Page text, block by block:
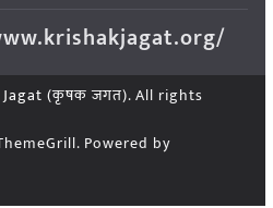
Jagat (कृषक जगत). All rights
Powered by